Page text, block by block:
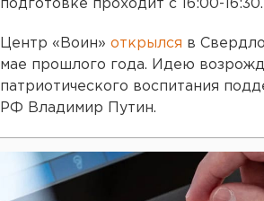
подготовке проходит с 16:00-16:30.
Центр «Воин» открылся в
мае прошлого года. Идею
патриотического воспитания
РФ Владимир Путин.